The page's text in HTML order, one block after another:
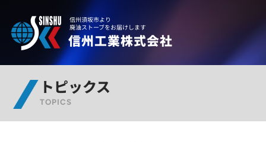
信州須坂市より
廃油ストーブをお届けします
信州工業株式会社
トピックス
TOPICS